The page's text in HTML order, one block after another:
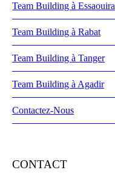
Team Building à Essaouira
Team Building à Rabat
Team Building à Tanger
Team Building à Agadir
Contactez-Nous
CONTACT